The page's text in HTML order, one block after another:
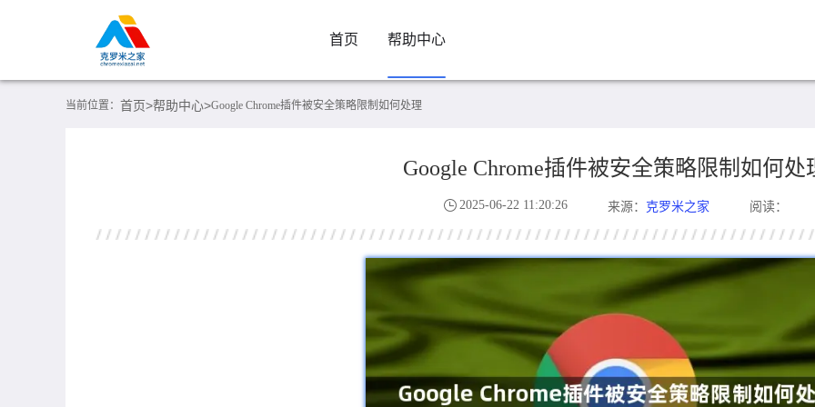
首页 帮助中心
当前位置： 首页>帮助中心>Google Chrome插件被安全策略限制如何处理
Google Chrome插件被安全策略限制如何处
2025-06-22 11:20:26 来源： 克罗米之家 阅读：